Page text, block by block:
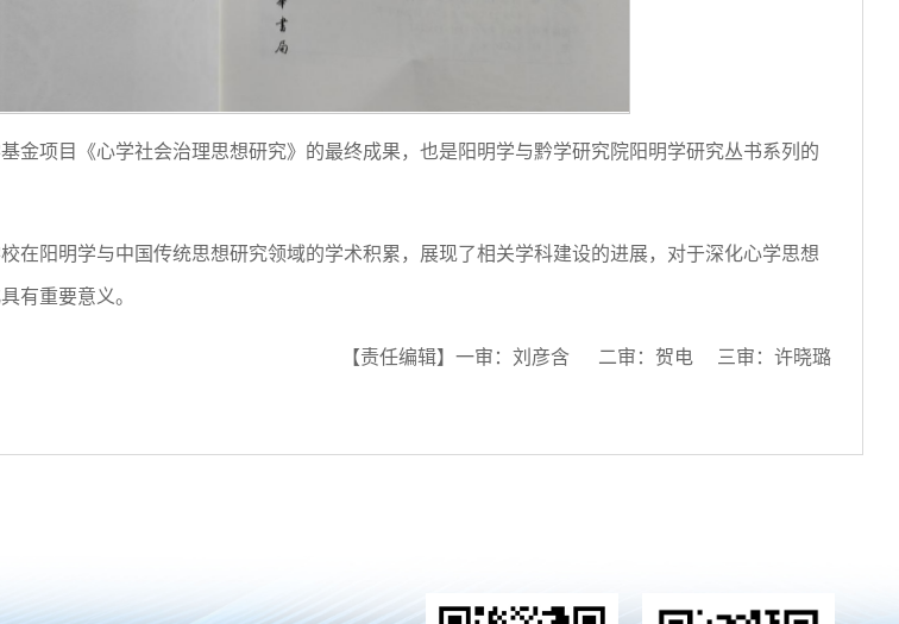
金项目《心学社会治理思想研究》的最终成果，也是阳明学与黔学研究院阳明学研究丛书系列的
在阳明学与中国传统思想研究领域的学术积累，展现了相关学科建设的进展，对于深化心学思想
有重要意义。
【责任编辑】一审：刘彦含 二审：贺电 三审：许晓璐